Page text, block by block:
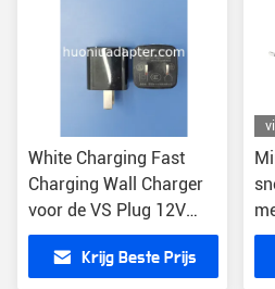
White Charging Fast
Charging Wall Charger
voor de VS Plug 12V
Uitgang Universele
compatibiliteit
Krijg Beste Prijs